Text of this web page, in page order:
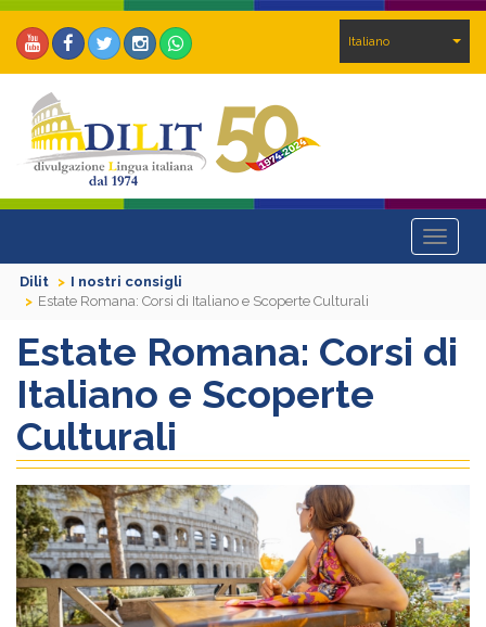
Italiano
Toggle
Dilit
I nostri consigli
Estate Romana: Corsi di Italiano e Scoperte Culturali
Estate Romana: Corsi di
Italiano e Scoperte
Culturali